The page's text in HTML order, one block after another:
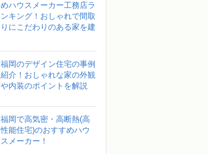
めハウスメーカー工務店ラ
ンキング！おしゃれで間取
りにこだわりのある家を建
福岡のデザイン住宅の事例
紹介！おしゃれな家の外観
や内装のポイントを解説
福岡で高気密・高断熱(高
性能住宅)のおすすめハウ
スメーカー！